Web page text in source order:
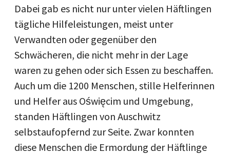
Dabei gab es nicht nur unter vielen Häftlingen
tägliche Hilfeleistungen, meist unter
Verwandten oder gegenüber den
Schwächeren, die nicht mehr in der Lage
waren zu gehen oder sich Essen zu beschaffen.
Auch um die 1200 Menschen, stille Helferinnen
und Helfer aus Oświęcim und Umgebung,
standen Häftlingen von Auschwitz
selbstaufopfernd zur Seite. Zwar konnten
diese Menschen die Ermordung der Häftlinge